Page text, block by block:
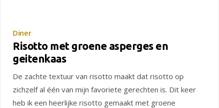
Diner
Risotto met groene asperges en
geitenkaas
De zachte textuur van risotto maakt dat risotto op
zichzelf al één van mijn favoriete gerechten is. Dit keer
heb ik een heerlijke risotto gemaakt met groene